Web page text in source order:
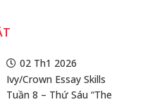
02 Th1 2026
Ivy/Crown Essay Skills
Tuần 8 – Thứ Sáu “The